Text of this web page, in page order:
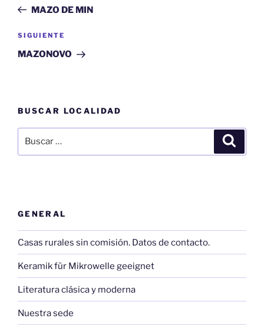
entradas
anterior:
MAZO DE MIN
Siguiente
entrada
SIGUIENTE
MAZONOVO
BUSCAR LOCALIDAD
por:
GENERAL
Casas rurales sin comisión. Datos de contacto.
Keramik für Mikrowelle geeignet
Literatura clásica y moderna
Nuestra sede